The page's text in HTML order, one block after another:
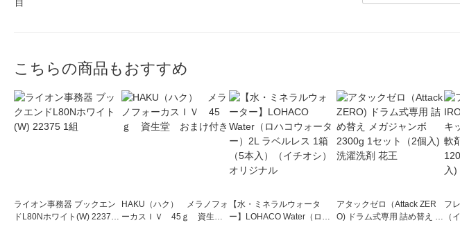
こちらの商品もおすすめ
ライオン事務器 ブックエン
ドL80Nホワイト(W) 22375
HAKU（ハク） メラノフォ
ーカスＩＶ 45ｇ 資生
【水・ミネラルウォータ
ー】LOHACO Water（ロハ
アタックゼロ（Attack ZER
O) ドラム式専用 詰め替え メ
フ
（